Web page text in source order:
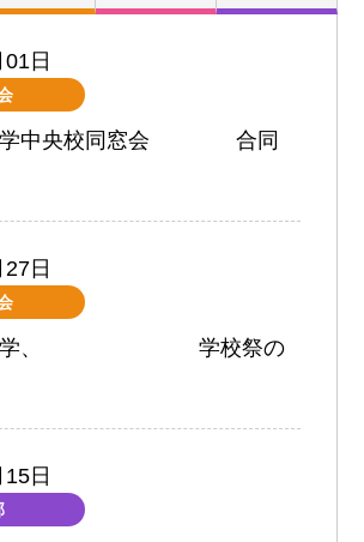
日
学中央校同窓会 合同
日
大学、 学校祭の
日